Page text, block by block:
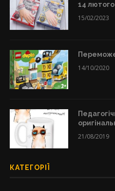
14 лютого
15/02/2023
14/10/2020
21/08/2019
КАТЕГОРІЇ